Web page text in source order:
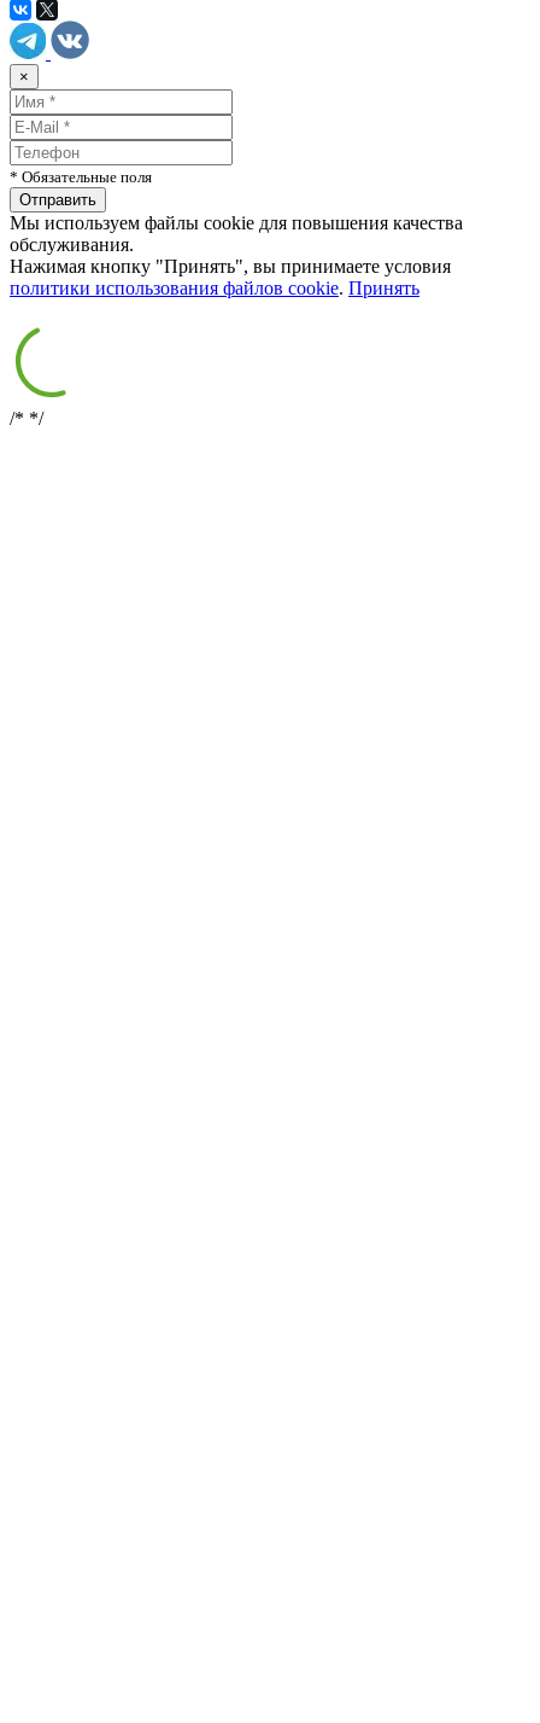
×
* Обязательные поля
Мы используем файлы cookie для повышения качества
обслуживания.
Нажимая кнопку "Принять", вы принимаете условия
политики использования файлов cookie. Принять
/* */